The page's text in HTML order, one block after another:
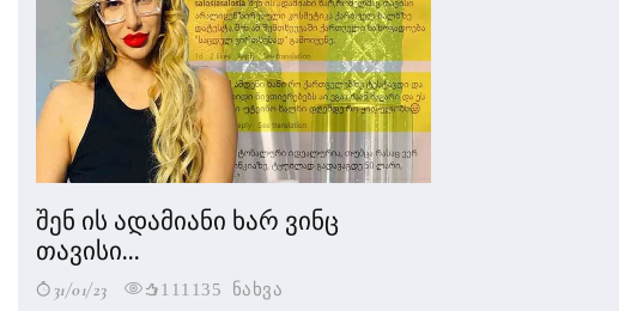
შენ ის ადამიანი ხარ ვინც
თავისი...
31/01/23 111135 ნახვა